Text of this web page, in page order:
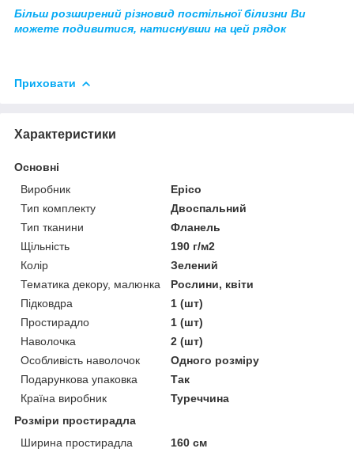
Більш розширений різновид постільної білизни Ви
можете подивитися, натиснувши на цей рядок
Приховати
Характеристики
Основні
Виробник
Epico
Тип комплекту
Двоспальний
Тип тканини
Фланель
Щільність
190 г/м2
Колір
Зелений
Тематика декору, малюнка
Рослини, квіти
Підковдра
1 (шт)
Простирадло
1 (шт)
Наволочка
2 (шт)
Особливість наволочок
Одного розміру
Подарункова упаковка
Так
Країна виробник
Туреччина
Розміри простирадла
Ширина простирадла
160 см